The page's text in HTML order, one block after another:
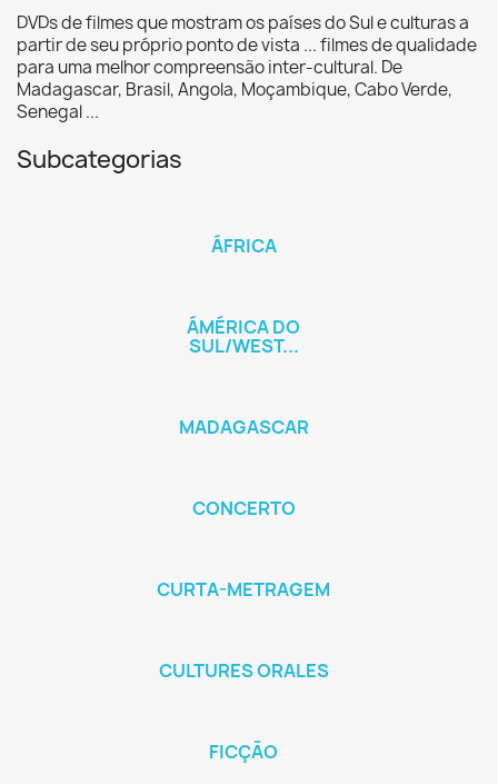
DVDs de filmes que mostram os países do Sul e culturas a
partir de seu próprio ponto de vista ... filmes de qualidade
para uma melhor compreensão inter-cultural. De
Madagascar, Brasil, Angola, Moçambique, Cabo Verde,
Senegal ...
Subcategorias
ÁFRICA
ÁMÉRICA DO
SUL/WEST...
MADAGASCAR
CONCERTO
CURTA-METRAGEM
CULTURES ORALES
FICÇÃO